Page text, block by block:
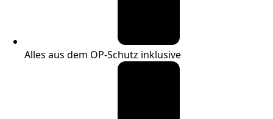
Alles aus dem OP-Schutz inklusive